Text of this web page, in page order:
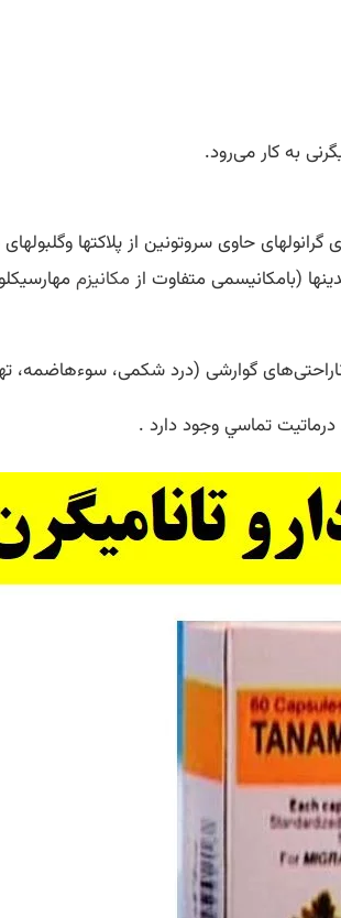
به کار می‌رود.
گرانولهای حاوی سروتونین از پلاکتها
مکانیزم
گوارشی (درد شکمی، سوءهاضمه،
تماسي وجود دارد .